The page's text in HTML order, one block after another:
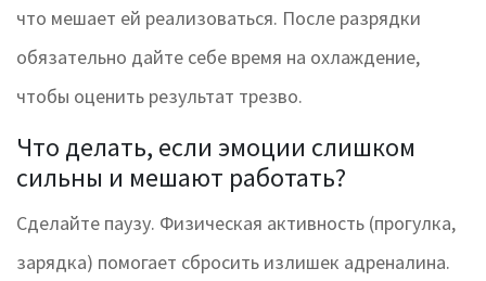
что мешает ей реализоваться. После разрядки
обязательно дайте себе время на охлаждение,
чтобы оценить результат трезво.
Что делать, если эмоции слишком
сильны и мешают работать?
Сделайте паузу. Физическая активность (прогулка,
зарядка) помогает сбросить излишек адреналина.